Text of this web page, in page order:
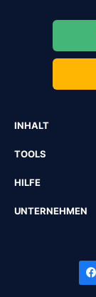
INHALT
TOOLS
HILFE
UNTERNEHMEN